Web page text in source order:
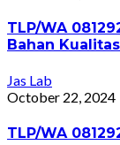
TLP/WA
Bahan
Jas Lab
October 22, 2024
TLP/WA